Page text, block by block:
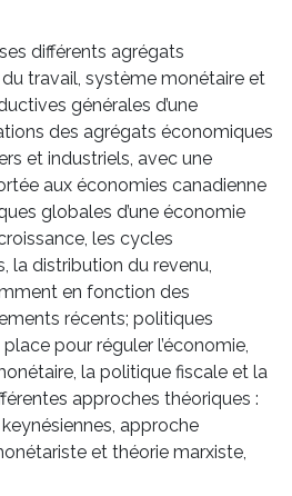
différents agrégats
travail, système monétaire et
générales d’une
des agrégats économiques
et industriels, avec une
aux économies canadienne
globales d’une économie
les cycles
la distribution du revenu,
en fonction des
récents; politiques
pour réguler l’économie,
la politique fiscale et la
approches théoriques :
approche
et théorie marxiste,